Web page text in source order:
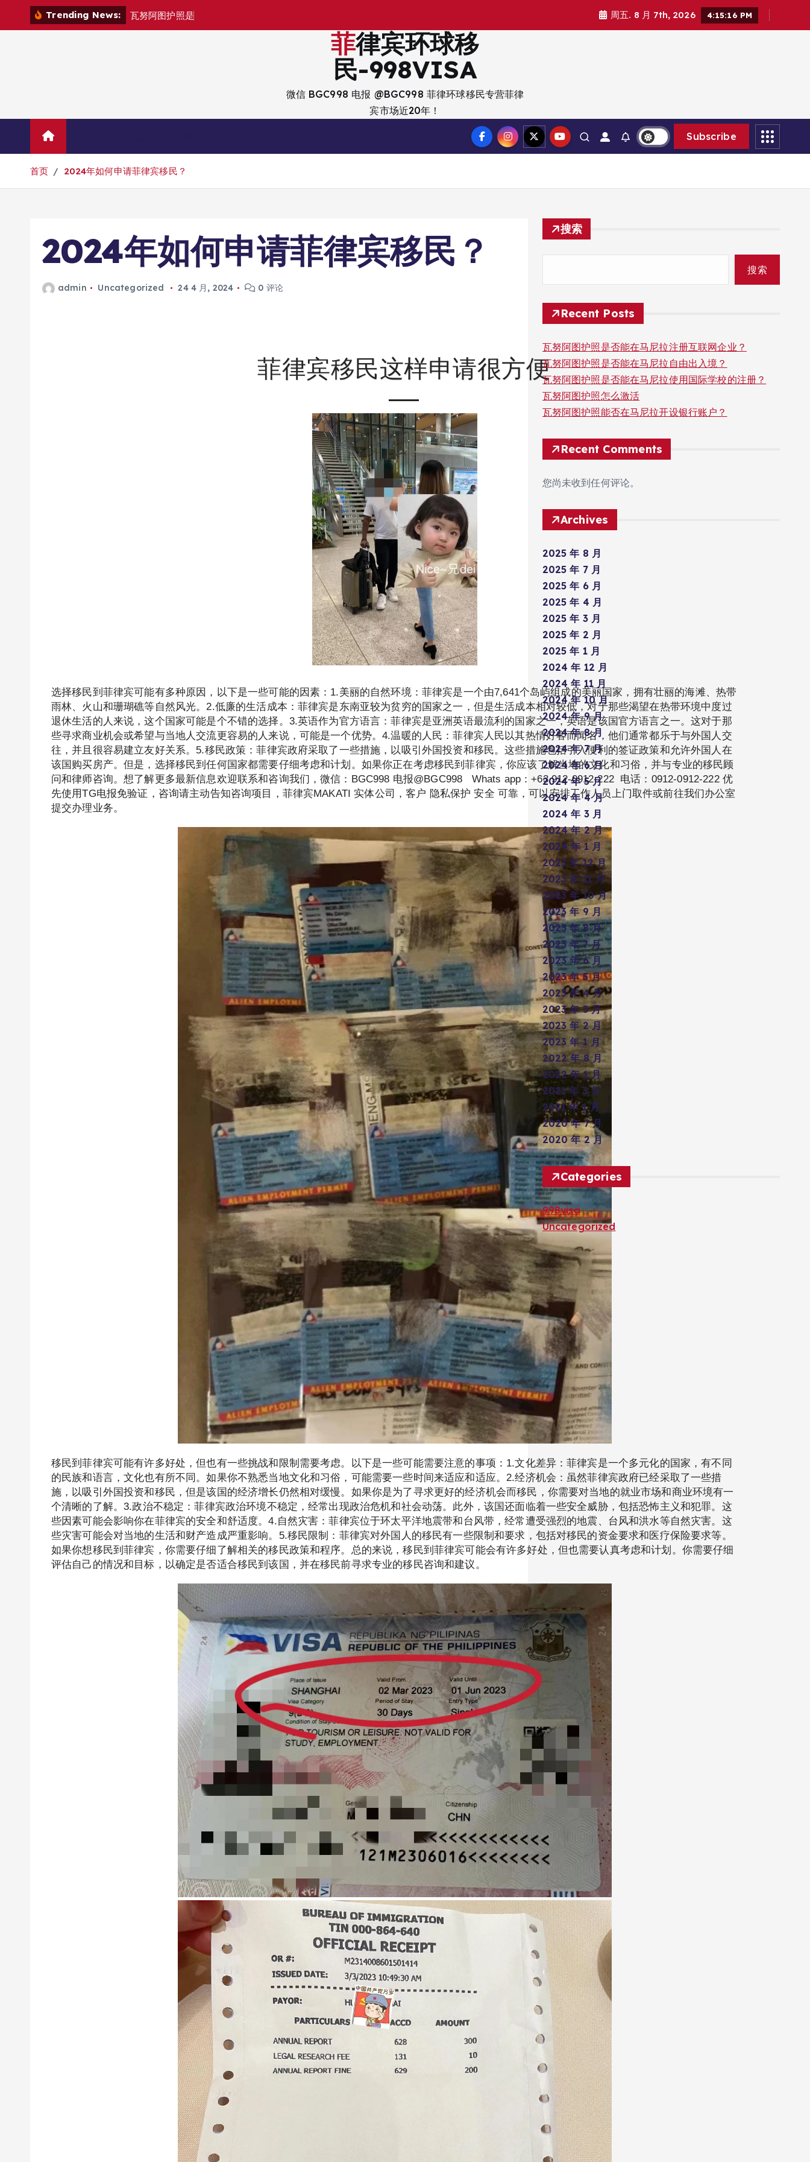
Trending News: 瓦努阿图护照是 周五. 8 月 7th, 2026 4:15:18 PM
菲律宾环球移
民-998VISA
微信 BGC998 电报 @BGC998 菲律环球移民专营菲律
宾市场近20年！
Subscribe
首页 2024年如何申请菲律宾移民？
2024年如何申请菲律宾移民？
admin Uncategorized 24 4 月, 2024 0 评论
菲律宾移民这样申请很方便
选择移民到菲律宾可能有多种原因，以下是一些可能的因素：1.美丽的自然环境：菲律宾是一个由7,641个岛屿组成的美丽国家，拥有壮丽的海滩、热带
雨林、火山和珊瑚礁等自然风光。2.低廉的生活成本：菲律宾是东南亚较为贫穷的国家之一，但是生活成本相对较低，对于那些渴望在热带环境中度过
退休生活的人来说，这个国家可能是个不错的选择。3.英语作为官方语言：菲律宾是亚洲英语最流利的国家之一，英语是该国官方语言之一。这对于那
些寻求商业机会或希望与当地人交流更容易的人来说，可能是一个优势。4.温暖的人民：菲律宾人民以其热情好客而闻名，他们通常都乐于与外国人交
往，并且很容易建立友好关系。5.移民政策：菲律宾政府采取了一些措施，以吸引外国投资和移民。这些措施包括引入便利的签证政策和允许外国人在
该国购买房产。但是，选择移民到任何国家都需要仔细考虑和计划。如果你正在考虑移民到菲律宾，你应该了解当地的文化和习俗，并与专业的移民顾
问和律师咨询。想了解更多最新信息欢迎联系和咨询我们，微信：BGC998 电报@BGC998 Whats app：+63 912-0912-222 电话：0912-0912-222 优
先使用TG电报免验证，咨询请主动告知咨询项目，菲律宾MAKATI 实体公司，客户 隐私保护 安全 可靠，可以安排工作人员上门取件或前往我们办公室
提交办理业务。
移民到菲律宾可能有许多好处，但也有一些挑战和限制需要考虑。以下是一些可能需要注意的事项：1.文化差异：菲律宾是一个多元化的国家，有不同
的民族和语言，文化也有所不同。如果你不熟悉当地文化和习俗，可能需要一些时间来适应和适应。2.经济机会：虽然菲律宾政府已经采取了一些措
施，以吸引外国投资和移民，但是该国的经济增长仍然相对缓慢。如果你是为了寻求更好的经济机会而移民，你需要对当地的就业市场和商业环境有一
个清晰的了解。3.政治不稳定：菲律宾政治环境不稳定，经常出现政治危机和社会动荡。此外，该国还面临着一些安全威胁，包括恐怖主义和犯罪。这
些因素可能会影响你在菲律宾的安全和舒适度。4.自然灾害：菲律宾位于环太平洋地震带和台风带，经常遭受强烈的地震、台风和洪水等自然灾害。这
些灾害可能会对当地的生活和财产造成严重影响。5.移民限制：菲律宾对外国人的移民有一些限制和要求，包括对移民的资金要求和医疗保险要求等。
如果你想移民到菲律宾，你需要仔细了解相关的移民政策和程序。总的来说，移民到菲律宾可能会有许多好处，但也需要认真考虑和计划。你需要仔细
评估自己的情况和目标，以确定是否适合移民到该国，并在移民前寻求专业的移民咨询和建议。
搜索
搜索
Recent Posts
瓦努阿图护照是否能在马尼拉注册互联网企业？
瓦努阿图护照是否能在马尼拉自由出入境？
瓦努阿图护照是否能在马尼拉使用国际学校的注册？
瓦努阿图护照怎么激活
瓦努阿图护照能否在马尼拉开设银行账户？
Recent Comments
您尚未收到任何评论。
Archives
2025 年 8 月
2025 年 7 月
2025 年 6 月
2025 年 4 月
2025 年 3 月
2025 年 2 月
2025 年 1 月
2024 年 12 月
2024 年 11 月
2024 年 10 月
2024 年 9 月
2024 年 8 月
2024 年 7 月
2024 年 6 月
2024 年 5 月
2024 年 4 月
2024 年 3 月
2024 年 2 月
2024 年 1 月
2023 年 12 月
2023 年 11 月
2023 年 10 月
2023 年 9 月
2023 年 8 月
2023 年 7 月
2023 年 6 月
2023 年 5 月
2023 年 4 月
2023 年 3 月
2023 年 2 月
2023 年 1 月
2022 年 8 月
2022 年 1 月
2021 年 3 月
2021 年 1 月
2020 年 7 月
2020 年 2 月
Categories
998visa
Uncategorized